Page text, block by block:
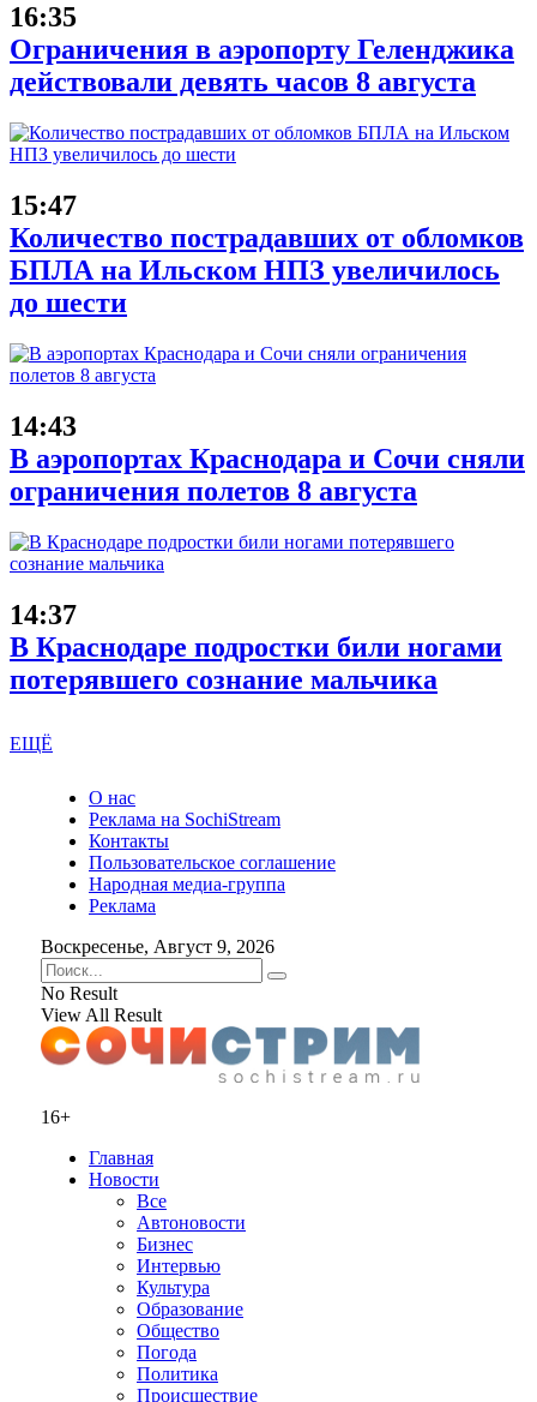
16:35
Ограничения в аэропорту Геленджика
действовали девять часов 8 августа
15:47
Количество пострадавших от обломков
БПЛА на Ильском НПЗ увеличилось
до шести
14:43
В аэропортах Краснодара и Сочи сняли
ограничения полетов 8 августа
14:37
В Краснодаре подростки били ногами
потерявшего сознание мальчика
ЕЩЁ
О нас
Реклама на SochiStream
Контакты
Пользовательское соглашение
Народная медиа-группа
Реклама
Воскресенье, Август 9, 2026
No Result
View All Result
16+
Главная
Новости
Все
Автоновости
Бизнес
Интервью
Культура
Образование
Общество
Погода
Политика
Происшествие